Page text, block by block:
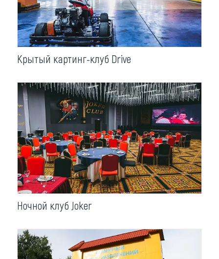
Крытый картинг-клуб Drive
Ночной клуб Joker